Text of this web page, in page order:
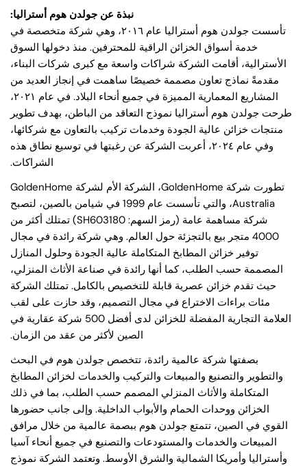
نبذة عن جولدن هوم أستراليا:
تأسست جولدن هوم أستراليا عام ٢٠١٦، وهي شركة متخصصة في
خدمة أسواق الخزائن الراقية للمحترفين. منذ دخولها السوق
الأسترالية، أقامت الشركة شراكات واسعة مع كبرى شركات البناء،
مقدمةً نماذج تعاون مصممة خصيصًا ساهمت في إنجاز العديد من
المشاريع المعمارية المميزة في جميع أنحاء البلاد. في عام ٢٠٢١،
طرحت جولدن هوم أستراليا نموذج التعاقد من الباطن، بهدف تطوير
منتجات خزائن عالية الجودة وخدمات تركيب بالتعاون مع شركائها،
وفي عام ٢٠٢٤، أعربت الشركة عن رغبتها في توسيع نطاق هذه
الشراكات.
تطورت شركة GoldenHome، الشركة الأم لشركة GoldenHome
Australia، والتي تأسست عام 1999 في شيامن بالصين، لتصبح
شركة مساهمة عامة (رمز السهم: SH603180) تمتلك أكثر من
4000 متجر بيع بالتجزئة حول العالم. وهي شركة رائدة في مجال
توفير خزائن المطابخ المتكاملة عالية الجودة وحلول المنازل
المصممة حسب الطلب، كما أنها رائدة في صناعة الأثاث المنزلي،
حيث تقدم خزائن عصرية قابلة للتخصيص بالكامل. تمتلك الشركة
مئات براءات الاختراع في مجال التصميم، وقد حازت على لقب
العلامة التجارية المفضلة للخزائن لدى أفضل 500 شركة عقارية في
الصين لأكثر من عقد من الزمان.
بصفتها شركة عالمية رائدة، تتخصص جولدن هوم في البحث
والتطوير والتصنيع والمبيعات والتركيب والخدمات لخزائن المطابخ
المتكاملة والأثاث المنزلي المصمم حسب الطلب، بما في ذلك
الخزائن ووحدات الحمام والأبواب الداخلية. وإلى جانب حضورها
القوي في الصين، تتمتع جولدن هوم ببصمة عالمية من خلال مرافق
المبيعات والخدمات والمستودعات والتصنيع في جميع أنحاء آسيا
وأستراليا وأمريكا الشمالية والشرق الأوسط. وتعتمد الشركة نموذج
شارك هذا المقال
ينسخ
شارك
على
فيسبوك
شارك
على
X
حفظ
على
بنترست